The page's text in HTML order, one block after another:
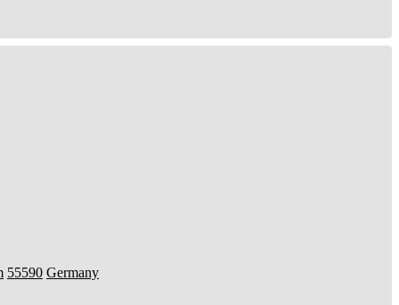
55590 Germany